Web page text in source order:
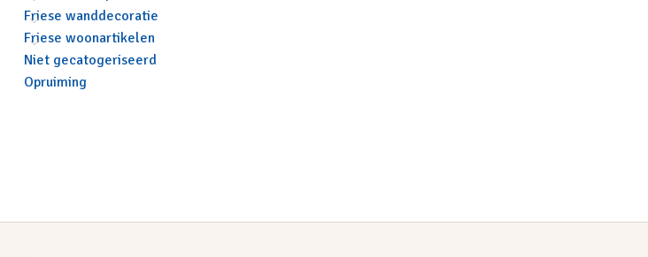
Friese wanddecoratie
Friese woonartikelen
Niet gecatogeriseerd
Opruiming